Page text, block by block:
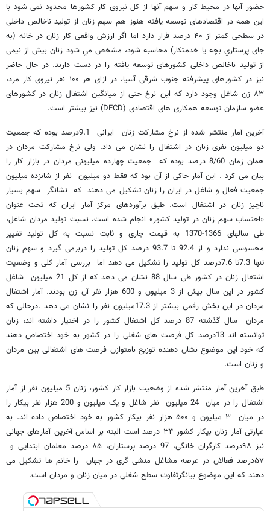
حضور آنها در محیط کار و سهم آنها از کل نیروی کار کشورها محدود نمی شود با
این همه در اقتصادهای توسعه یافته هنوز هم سهم زنان از تولید ناخالص داخلی
در سطحی کمتر از ۴۰ درصد قرار دارد اما اگر ارزش واقعی کار زنان در خانه (به
جای پرستاري بچه یا خدمتکار) محاسبه شود، مشخص مي شود زنان بیش از نیمی
از تولید ناخالص داخلی کشورهای توسعه یافته را در دست دارند. در حال حاضر
نیز در کشورهای پیشرفته جنوب شرقی آسیا، در ازای هر ۱۰۰ نفر نیروی کار مرد،
۸۳ زن شاغل وجود دارد که این نرخ حتی از میانگین اشتغال زنان در کشورهای
عضو سازمان توسعه همکاری های اقتصادی (DECD) نیز بیشتر است.
آخرين آمار منتشر شده از نرخ مشارکت زنان ایرانی 9.1درصد بوده که جمعیت
دو میلیون نفری زنان در اشتغال را نشان می داد. ولی نرخ مشارکت مردان در
همان زمان 8/60 درصد بوده که جمعیت چهارده میلیونی مردان در بازار کار را
بیان می کرد . این آمار حاکی از آن بود که فقط دو میلیون نفر از شانزده میلیون
جمعیت فعال و شاغل در ایران را زنان تشکیل می دهند که نشانگر سهم بسیار
ناچیز زنان در اشتغال است. طبق برآوردهای مرکز آمار ایران که تحت عنوان
«احتساب سهم زنان در تولید کشور» انجام شده است، نسبت تولید مردان شاغل،
طی سالهای 1366-1370 به قیمت جاری و ثابت نسبت به کل تولید تغییر
محسوسی ندارد و از 92.4 تا 93.7 درصد کل تولید را دربرمی گیرد و سهم زنان
تنها 7.3تا 7.6درصد کل تولید را تشکیل می دهد اما بررسی آمار کلی و وضعیت
اشتغال زنان در کشور طی سال 88 نشان می دهد که از کل 21 میلیون شاغل
کشور در این سال بیش از 3 میلیون و 600 هزار نفر آن زن بودند. آمار اشتغال
مردان در این بخش رقمی بیشتر از 17.3میلیون نفر را نشان می دهد .درحالی که
مردان سال گذشته 87 درصد کل اشتغال کشور را در اختیار داشته اند، زنان
توانسته اند 13درصد کل فرصت های شغلی را در کشور به خود اختصاص دهند
که خود این موضوع نشان دهنده توزیع نامتوازن فرصت های اشتغالی بین مردان
و زنان است.
طبق آخرین آمار منتشر شده از وضعیت بازار کار کشور، زنان 5 میلیون نفر از آمار
اشتغال را در میان 24 میلیون نفر شاغل و یک میلیون و 200 هزار نفر بیکار را
در میان ۳ میلیون و ۵۰۰ هزار نفر بیکار کشور به خود اختصاص داده اند. به
عبارتی آمار زنان بیکار کشور ۳۴ درصد است البته بر اساس آخرین آمارهای جهانی
نیز ۹۸درصد کارگران خانگی، 97 درصد پرستاران، ۸۵ درصد معلمان ابتدایی و
۵۷درصد فعالان در عرصه مشاغل منشی گری در جهان را خانم ها تشکیل می
دهند که این موضوع بیانگرتفاوت سطح شغلی در میان زنان و مردان است.